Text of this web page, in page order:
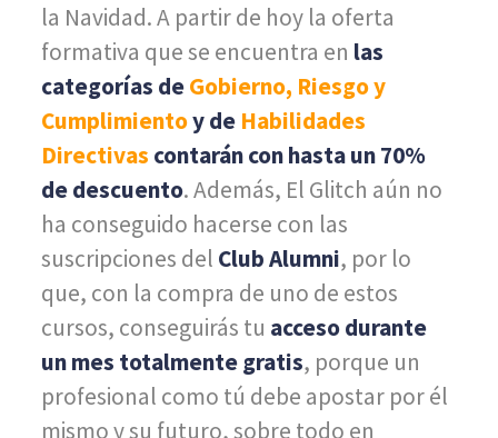
la Navidad. A partir de hoy la oferta
formativa que se encuentra en las
categorías deGobierno, Riesgo y
Cumplimientoy de Habilidades
Directivas contarán con hasta un 70%
de descuento. Además, El Glitch aún no
ha conseguido hacerse con las
suscripciones del Club Alumni, por lo
que, con la compra de uno de estos
cursos, conseguirás tu acceso durante
un mes totalmente gratis, porque un
profesional como tú debe apostar por él
mismo y su futuro, sobre todo en